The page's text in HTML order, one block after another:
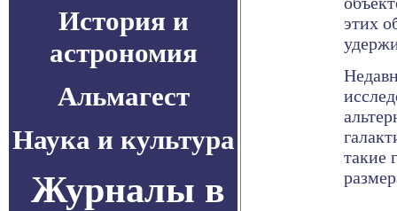
История и
астрономия
Альмагест
Наука и культура
Журналы в
этих
такие